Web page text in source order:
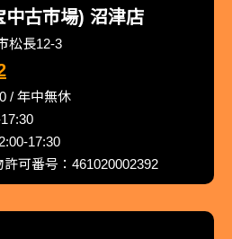
中古市場) 沼津店
松長12-3
/ 年中無休
17:30
可番号：461020002392